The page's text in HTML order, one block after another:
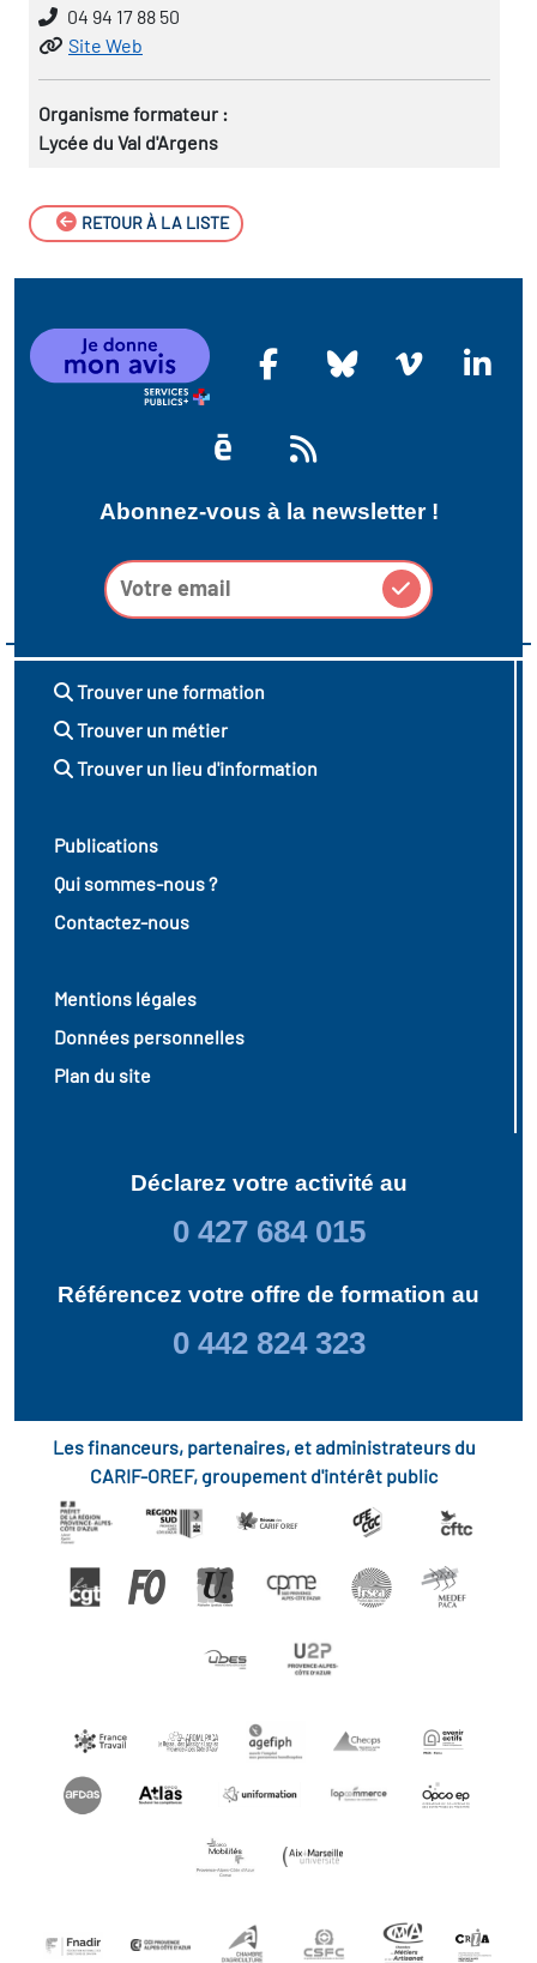
04 94 17 88 50
Site Web
Organisme formateur :
Lycée du Val d'Argens
RETOUR À LA LISTE
Abonnez-vous à la newsletter !
Trouver une formation
Trouver un métier
Trouver un lieu d'information
Publications
Qui sommes-nous ?
Contactez-nous
Mentions légales
Données personnelles
Plan du site
Déclarez votre activité au
0 427 684 015
Référencez votre offre de formation au
0 442 824 323
Les financeurs, partenaires, et administrateurs du
CARIF-OREF, groupement d'intérêt public